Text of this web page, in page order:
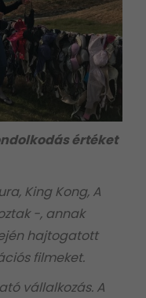
értéket
King Kong, A
-, annak
hajtogatott
filmeket.
vállalkozás. A